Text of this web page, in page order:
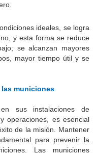
ideales, se logra
y esta forma se reduce
se alcanzan mayores
mayor tiempo útil y se
municiones
sus instalaciones de
operaciones, es esencial
de la misión. Mantener
para prevenir la
Las municiones